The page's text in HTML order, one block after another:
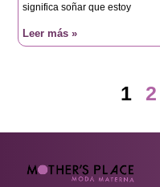
significa soñar que estoy
Leer más »
1 2